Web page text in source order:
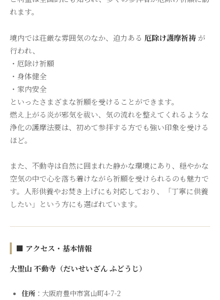
れます。
境内では荘厳な雰囲気のなか、迫力ある 厄除け護摩祈祷 が
行われ、
・厄除け祈願
・身体健全
・家内安全
といったさまざまな祈願を受けることができます。
燃え上がる炎が邪気を祓い、気の流れを整えてくれるような
浄化の護摩法要は、初めて参拝する方でも強い印象を受ける
ほど。
また、不動寺は自然に囲まれた静かな環境にあり、穏やかな
空気の中で心を落ち着けながら祈願を受けられるのも魅力で
す。人形供養やお焚き上げにも対応しており、「丁寧に供養
したい」という方にも選ばれています。
■ アクセス・基本情報
大聖山 不動寺（だいせいざん ふどうじ）
住所 ：大阪府豊中市宮山町4-7-2